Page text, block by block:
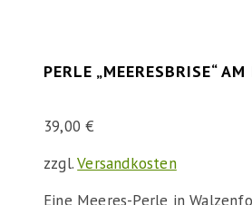
PERLE „MEERESBRISE“
39,00€
zzgl.Versandkosten
Eine Meeres-Perle in